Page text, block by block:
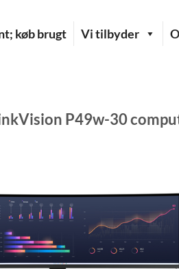
køb brugt Vi tilbyder
P49w-30